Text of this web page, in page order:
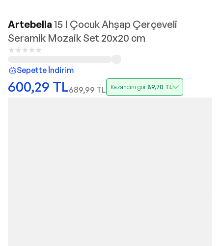
Artebella 15 I Çocuk Ahşap Çerçeveli
Seramik Mozaik Set 20x20 cm
Sepette İndirim
600,29 TL689,99 TL Kazancını gör89,70 TL